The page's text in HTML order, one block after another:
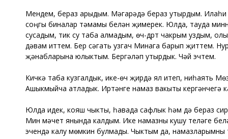
Мендем, бераз арыдым. Мәгарәдә бераз утырдым.
соңгы биналар тәмамы белән җимерек. Юлда, тауда
сусадым, тик су таба алмадым, өч-дүрт чакрым уздым,
дәвам иттем. Бер сәгать узгач Минага барып җиттем.
җәнабларына юлыктым. Бергәләп утырдык. Чәй эчтем.
Кичкә таба кузгалдык, ике-өч җирдә ял итеп, ниһаять
Ашыкмыйча атладык. Иртәнге намаз вакыты кергәнчегә
Юлда идек, кояш чыкты, һавада сафлык һәм дә бераз
Мин мәчет янында калдым. Ике намазны кушу теләге
эчендә калу мөмкин булмады. Чыктым да,